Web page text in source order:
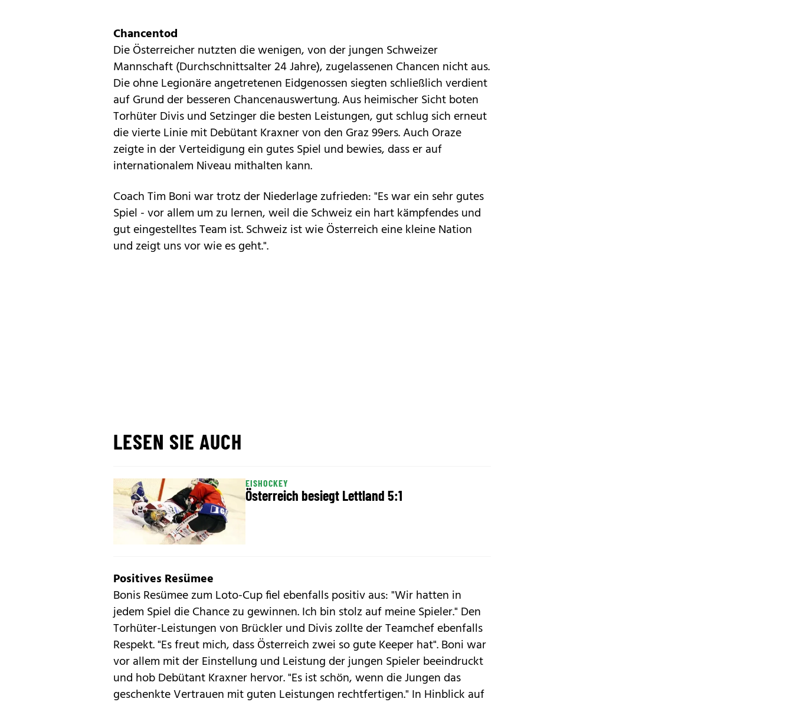
Chancentod
Die Österreicher nutzten die wenigen, von der jungen Schweizer
Mannschaft (Durchschnittsalter 24 Jahre), zugelassenen Chancen nicht aus.
Die ohne Legionäre angetretenen Eidgenossen siegten schließlich verdient
auf Grund der besseren Chancenauswertung. Aus heimischer Sicht boten
Torhüter Divis und Setzinger die besten Leistungen, gut schlug sich erneut
die vierte Linie mit Debütant Kraxner von den Graz 99ers. Auch Oraze
zeigte in der Verteidigung ein gutes Spiel und bewies, dass er auf
internationalem Niveau mithalten kann.
Coach Tim Boni war trotz der Niederlage zufrieden: "Es war ein sehr gutes
Spiel - vor allem um zu lernen, weil die Schweiz ein hart kämpfendes und
gut eingestelltes Team ist. Schweiz ist wie Österreich eine kleine Nation
und zeigt uns vor wie es geht.".
LESEN SIE AUCH
EISHOCKEY
Österreich besiegt Lettland 5:1
Positives Resümee
Bonis Resümee zum Loto-Cup fiel ebenfalls positiv aus: "Wir hatten in
jedem Spiel die Chance zu gewinnen. Ich bin stolz auf meine Spieler." Den
Torhüter-Leistungen von Brückler und Divis zollte der Teamchef ebenfalls
Respekt. "Es freut mich, dass Österreich zwei so gute Keeper hat". Boni war
vor allem mit der Einstellung und Leistung der jungen Spieler beeindruckt
und hob Debütant Kraxner hervor. "Es ist schön, wenn die Jungen das
geschenkte Vertrauen mit guten Leistungen rechtfertigen." In Hinblick auf